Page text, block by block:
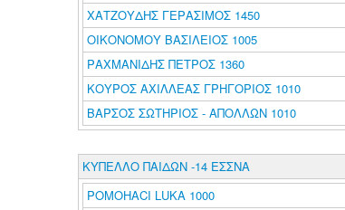
ΧΑΤΖΟΥΔΗΣ ΓΕΡΑΣΙΜΟΣ 1450
ΟΙΚΟΝΟΜΟΥ ΒΑΣΙΛΕΙΟΣ 1005
ΡΑΧΜΑΝΙΔΗΣ ΠΕΤΡΟΣ 1360
ΚΟΥΡΟΣ ΑΧΙΛΛΕΑΣ ΓΡΗΓΟΡΙΟΣ 1010
ΒΑΡΣΟΣ ΣΩΤΗΡΙΟΣ - ΑΠΟΛΛΩΝ 1010
ΚΥΠΕΛΛΟ ΠΑΙΔΩΝ -14 ΕΣΣΝΑ
POMOHACI LUKA 1000